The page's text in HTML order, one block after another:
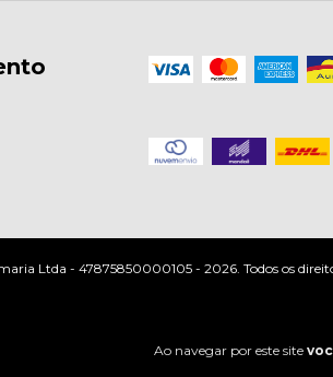
Ao navegar por este site
Ltda - 47875850000105 - 2026. Todos os